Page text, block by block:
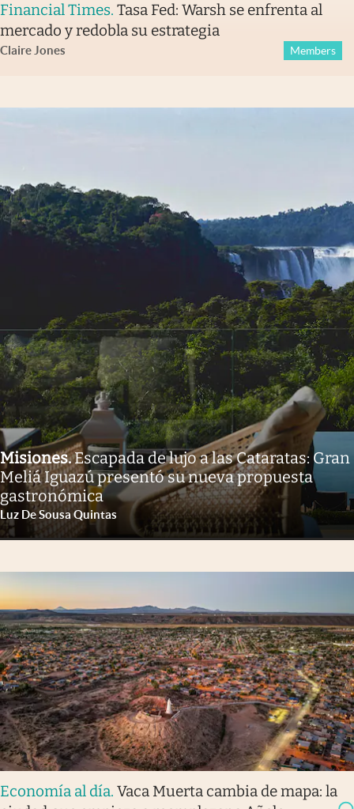
Financial Times. Tasa Fed: Warsh se enfrenta al
mercado y redobla su estrategia
Claire Jones Members
Misiones.Escapada de lujo a las Cataratas: Gran
Meliá Iguazú presentó su nueva propuesta
gastronómica
Luz De Sousa Quintas
Economía al día. Vaca Muerta cambia de mapa: la